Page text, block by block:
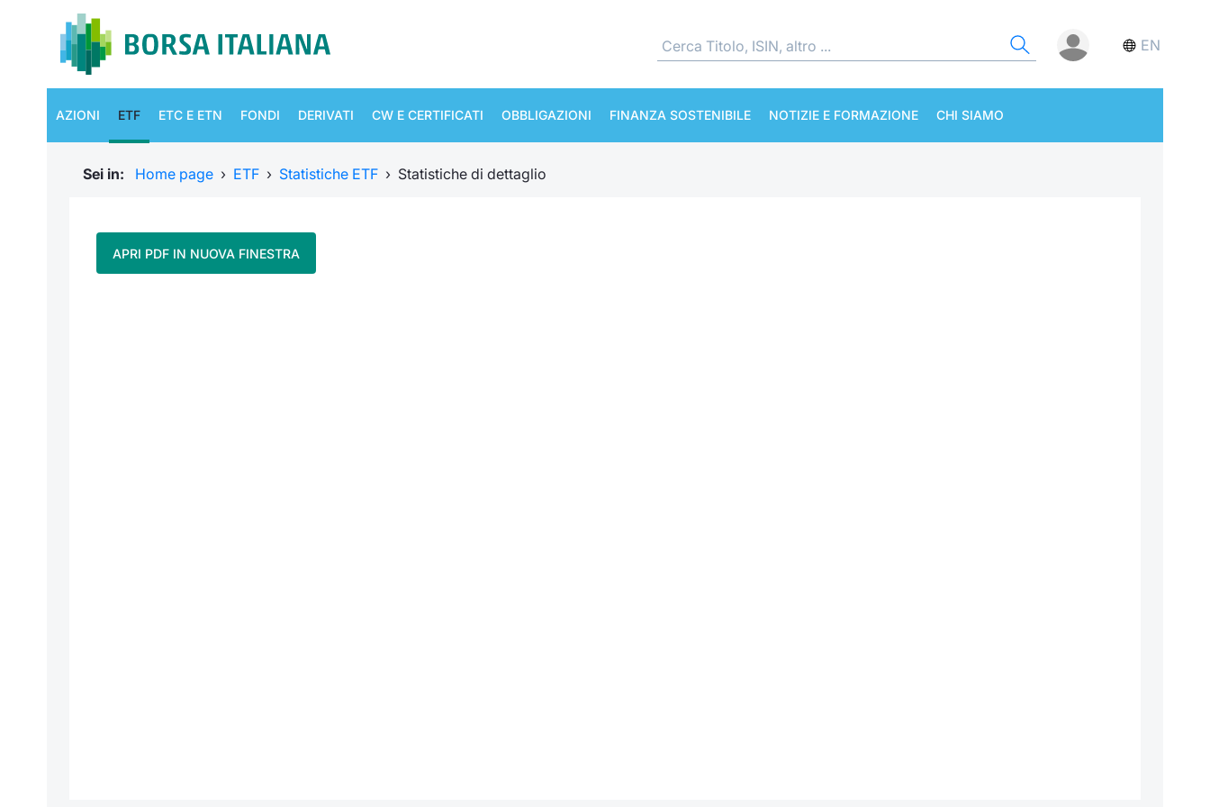
EN
AZIONI ETF ETC E ETN FONDI DERIVATI CW E CERTIFICATI OBBLIGAZIONI FINANZA SOSTENIBILE NOTIZIE E FORMAZIONE CHI SIAMO
Sei in: Home page › ETF › Statistiche ETF › Statistiche di dettaglio
APRI PDF IN NUOVA FINESTRA